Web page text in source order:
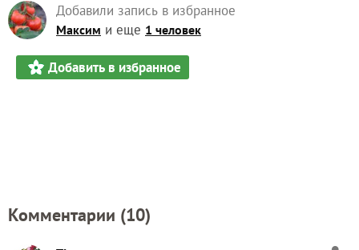
Добавили запись в избранное
Максим и еще 1 человек
Добавить в избранное
Комментарии (10)